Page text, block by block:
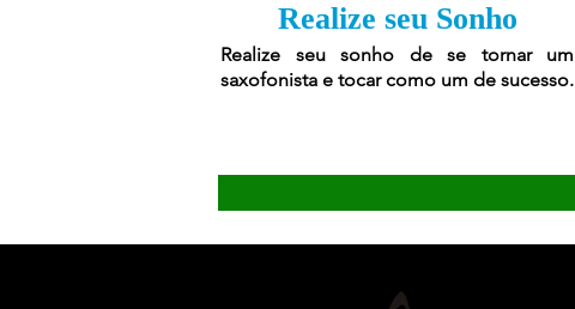
Realize seu Sonho
Realize seu sonho de se tornar um
saxofonista e tocar como um de sucesso.